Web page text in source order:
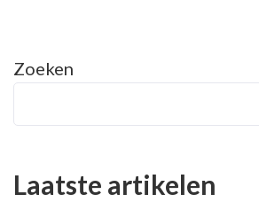
Zoeken
Laatste artikelen